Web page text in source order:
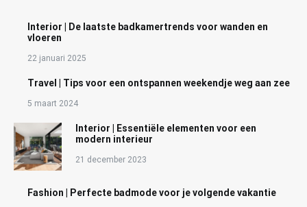
Interior | De laatste badkamertrends voor wanden en
vloeren
22 januari 2025
Travel | Tips voor een ontspannen weekendje weg aan zee
5 maart 2024
Interior | Essentiële elementen voor een
modern interieur
21 december 2023
Fashion | Perfecte badmode voor je volgende vakantie